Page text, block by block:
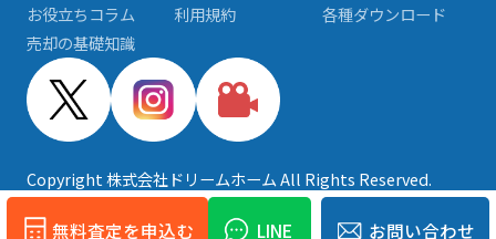
お役立ちコラム
売却の基礎知識
利用規約
各種ダウンロード
Copyright 株式会社ドリームホーム All Rights Reserved.
無料査定を申込む LINE お問い合わせ